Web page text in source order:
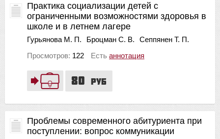
80 руб
Практика социализации детей с
ограниченными возможностями здоровья в
школе и в летнем лагере
Гурьянова М. П. Броцман С. В.
Сеппянен Т. П.
Просмотров: 122 Есть аннотация
Проблемы современного абитуриента при
поступлении: вопрос коммуникации